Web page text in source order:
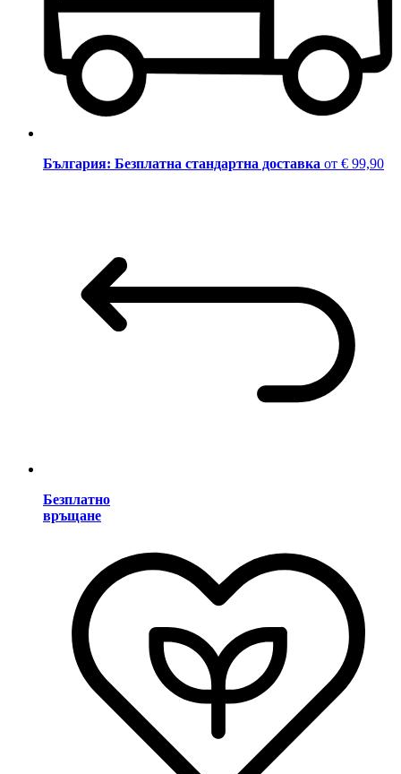
България: Безплатна стандартна доставка от € 99,90
Безплатно
връщане